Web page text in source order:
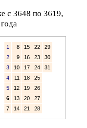
с 3648 по 3619,
1 8 15 22
29
2
9 16 23
30
3
10 17 24
31
4
11 18
25
5
12 19
26
6
13 20
27
7
14 21 28